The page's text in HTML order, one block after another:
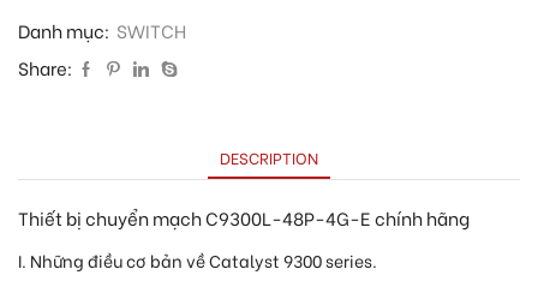
Danh mục: SWITCH
Share:
DESCRIPTION
Thiết bị chuyển mạch C9300L-48P-4G-E chính hãng
I. Những điều cơ bản về Catalyst 9300 series.